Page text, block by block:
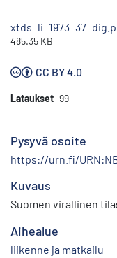
485.35 KB
CC BY 4.0
Lataukset 99
Pysyvä osoite
https://urn.fi/
Kuvaus
Suomen virallinen
Aihealue
liikenne ja matkailu